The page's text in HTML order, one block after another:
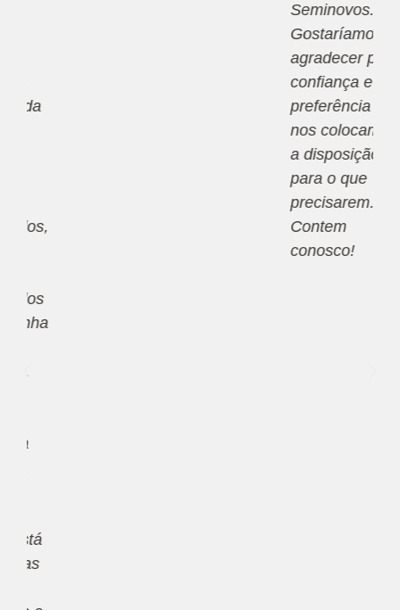
Seminovos.
Gostaríamos de
agradecer pela
confiança e
preferência e
nos colocamos
a disposição
para o que
precisarem.
Contem
conosco!